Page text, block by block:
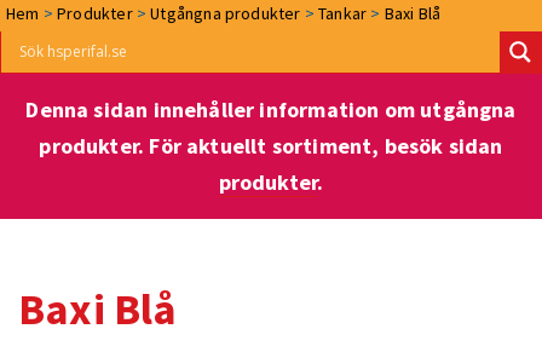
Hem >Produkter>Utgångna produkter >Tankar > Baxi Blå
Denna sidan innehåller information om utgångna
produkter. För aktuellt sortiment, besök sidan
produkter.
Baxi Blå